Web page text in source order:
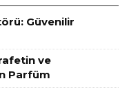
Güvenilir
ve
Parfüm